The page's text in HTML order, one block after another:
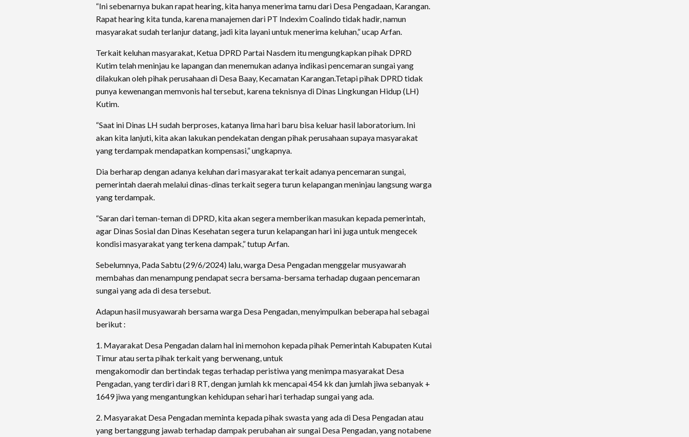
“Ini sebenarnya bukan rapat hearing, kita hanya menerima tamu dari Desa Pengadaan, Karangan.
Rapat hearing kita tunda, karena manajemen dari PT Indexim Coalindo tidak hadir, namun
masyarakat sudah terlanjur datang, jadi kita layani untuk menerima keluhan,” ucap Arfan.
Terkait keluhan masyarakat, Ketua DPRD Partai Nasdem itu mengungkapkan pihak DPRD
Kutim telah meninjau ke lapangan dan menemukan adanya indikasi pencemaran sungai yang
dilakukan oleh pihak perusahaan di Desa Baay, Kecamatan Karangan.Tetapi pihak DPRD tidak
punya kewenangan memvonis hal tersebut, karena teknisnya di Dinas Lingkungan Hidup (LH)
Kutim.
“Saat ini Dinas LH sudah berproses, katanya lima hari baru bisa keluar hasil laboratorium. Ini
akan kita lanjuti, kita akan lakukan pendekatan dengan pihak perusahaan supaya masyarakat
yang terdampak mendapatkan kompensasi,” ungkapnya.
Dia berharap dengan adanya keluhan dari masyarakat terkait adanya pencemaran sungai,
pemerintah daerah melalui dinas-dinas terkait segera turun kelapangan meninjau langsung warga
yang terdampak.
“Saran dari teman-teman di DPRD, kita akan segera memberikan masukan kepada pemerintah,
agar Dinas Sosial dan Dinas Kesehatan segera turun kelapangan hari ini juga untuk mengecek
kondisi masyarakat yang terkena dampak,” tutup Arfan.
Sebelumnya, Pada Sabtu (29/6/2024) lalu, warga Desa Pengadan menggelar musyawarah
membahas dan menampung pendapat secra bersama-bersama terhadap dugaan pencemaran
sungai yang ada di desa tersebut.
Adapun hasil musyawarah bersama warga Desa Pengadan, menyimpulkan beberapa hal sebagai
berikut :
1. Mayarakat Desa Pengadan dalam hal ini memohon kepada pihak Pemerintah Kabupaten Kutai
Timur atau serta pihak terkait yang berwenang, untuk
mengakomodir dan bertindak tegas terhadap peristiwa yang menimpa masyarakat Desa
Pengadan, yang terdiri dari 8 RT, dengan jumlah kk mencapai 454 kk dan jumlah jiwa sebanyak +
1649 jiwa yang mengantungkan kehidupan sehari hari terhadap sungai yang ada.
2. Masyarakat Desa Pengadan meminta kepada pihak swasta yang ada di Desa Pengadan atau
yang bertanggung jawab terhadap dampak perubahan air sungai Desa Pengadan, yang notabene